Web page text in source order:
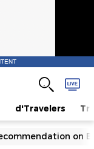
d'Travelers
on